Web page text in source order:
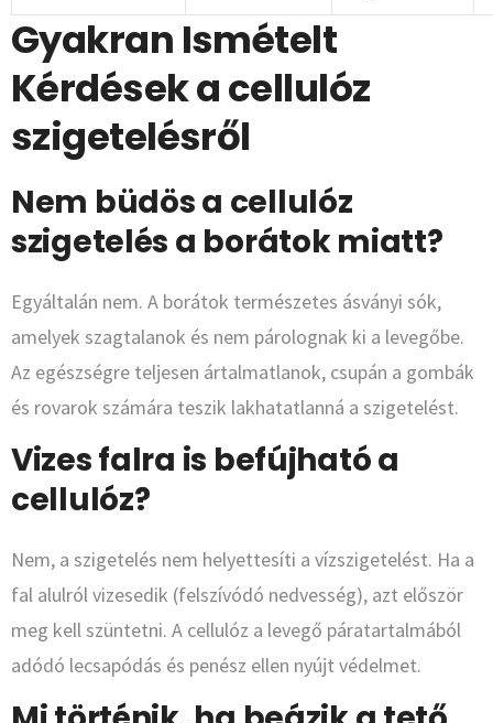
Gyakran Ismételt
Kérdések a cellulóz
szigetelésről
Nem büdös a cellulóz
szigetelés a borátok miatt?
Egyáltalán nem. A borátok természetes ásványi sók,
amelyek szagtalanok és nem párolognak ki a levegőbe.
Az egészségre teljesen ártalmatlanok, csupán a gombák
és rovarok számára teszik lakhatatlanná a szigetelést.
Vizes falra is befújható a
cellulóz?
Nem, a szigetelés nem helyettesíti a vízszigetelést. Ha a
fal alulról vizesedik (felszívódó nedvesség), azt először
meg kell szüntetni. A cellulóz a levegő páratartalmából
adódó lecsapódás és penész ellen nyújt védelmet.